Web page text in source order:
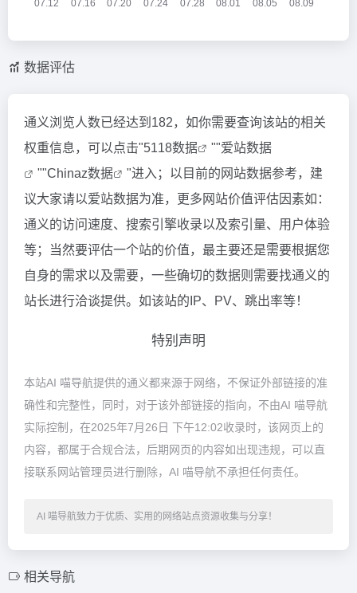
数据评估
通义浏览人数已经达到182，如你需要查询该站的相关
权重信息，可以点击"5118数据 ""爱站数据
""Chinaz数据
"进入；以目前的网站数据参考，建
议大家请以爱站数据为准，更多网站价值评估因素如：
通义的访问速度、搜索引擎收录以及索引量、用户体验
等；当然要评估一个站的价值，最主要还是需要根据您
自身的需求以及需要，一些确切的数据则需要找通义的
站长进行洽谈提供。如该站的IP、PV、跳出率等！
特别声明
本站AI 喵导航提供的通义都来源于网络，不保证外部链接的准
确性和完整性，同时，对于该外部链接的指向，不由AI 喵导航
实际控制，在2025年7月26日 下午12:02收录时，该网页上的
内容，都属于合规合法，后期网页的内容如出现违规，可以直
接联系网站管理员进行删除，AI 喵导航不承担任何责任。
AI 喵导航致力于优质、实用的网络站点资源收集与分享！
相关导航